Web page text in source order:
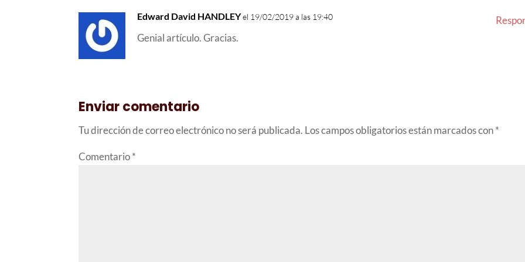
Edward David HANDLEYel 19/02/2019 a las 19:40
Genial artículo. Gracias.
Enviar comentario
Tu dirección de correo electrónico no será publicada. Los campos obligatorios están marcados con*
Comentario*